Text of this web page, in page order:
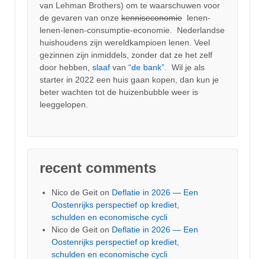
van Lehman Brothers) om te waarschuwen voor
de gevaren van onze kenniseconomie lenen-
lenen-lenen-consumptie-economie. Nederlandse
huishoudens zijn wereldkampioen lenen. Veel
gezinnen zijn inmiddels, zonder dat ze het zelf
door hebben, slaaf van “de bank”. Wil je als
starter in 2022 een huis gaan kopen, dan kun je
beter wachten tot de huizenbubble weer is
leeggelopen.
recent comments
Nico de Geit on Deflatie in 2026 — Een
Oostenrijks perspectief op krediet,
schulden en economische cycli
Nico de Geit on Deflatie in 2026 — Een
Oostenrijks perspectief op krediet,
schulden en economische cycli